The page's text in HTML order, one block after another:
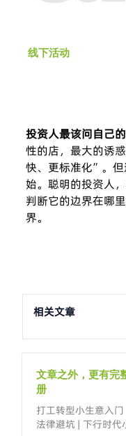
线下活动
投资人最该问自己
性的店，最大的诱
快、更标准化”。
始。聪明的投资人
判断它的边界在哪
界。
相关文章
文章之外，更有完
册
打工转型小生意入
法律避坑 | 下行时代